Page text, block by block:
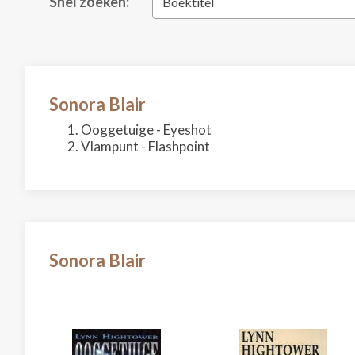
Sonora Blair
Ooggetuige - Eyeshot
Vlampunt - Flashpoint
Sonora Blair